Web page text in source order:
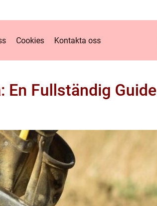
Cookies Kontakta oss
En Fullständig Guide